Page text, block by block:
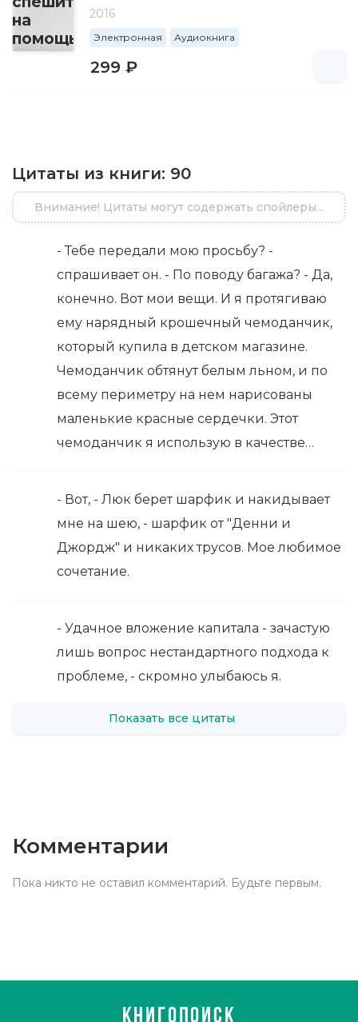
2016
Электронная Аудиокнига
299 ₽
Цитаты из книги: 90
Внимание! Цитаты могут содержать спойлеры...
- Тебе передали мою просьбу? -
спрашивает он. - По поводу багажа? - Да,
конечно. Вот мои вещи. И я протягиваю
ему нарядный крошечный чемоданчик,
который купила в детском магазине.
Чемоданчик обтянут белым льном, и по
всему периметру на нем нарисованы
маленькие красные сердечки. Этот
чемоданчик я использую в качестве…
- Вот, - Люк берет шарфик и накидывает
мне на шею, - шарфик от "Денни и
Джордж" и никаких трусов. Мое любимое
сочетание.
- Удачное вложение капитала - зачастую
лишь вопрос нестандартного подхода к
проблеме, - скромно улыбаюсь я.
Показать все цитаты
Комментарии
Пока никто не оставил комментарий. Будьте первым.
КНИГОПОИСК